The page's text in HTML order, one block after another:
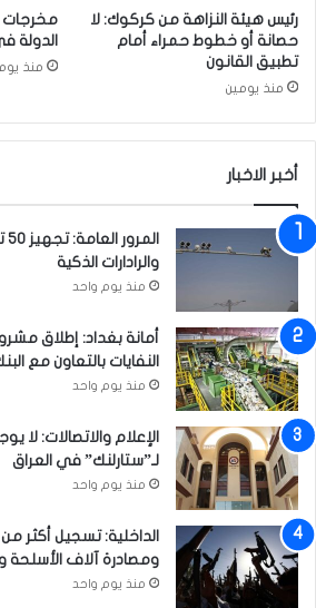
ب
ش
ر
ي
و
ا
ي
ض
ا
د
ة
ك
ن
ب
أ
ن
ت
ك
و
ن
م
ق
ب
و
ل
رئيس هيئة النزاهة من كركوك: لا
حصانة أو خطوط حمراء أمام
تطبيق القانون
منذ يومين
مخرجات
الدولة
منذ
أخبر الاخبار
والرادارات الذكية
منذ يوم واحد
أمانة بغداد: إطلاق
النفايات بالتعاون مع
منذ يوم واحد
الإعلام والاتصالات:
لـ”ستارلنك” في العراق
منذ يوم واحد
ومصادرة آلاف الأسلحة
منذ يوم واحد